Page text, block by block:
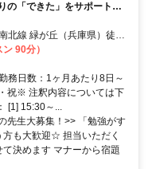
の「できた」をサポートす
北線 緑が丘（兵庫県）徒歩
線 広野ゴルフ場前徒歩約
押部谷徒歩約27分 緑が丘
90分）
務日数：1ヶ月あたり8日～
祝※ 注釈内容については下
[1] 15:30～...
先生大募集！>> 「勉強がす
も大歓迎☆ 担当いただく
決めます マナーから宿題